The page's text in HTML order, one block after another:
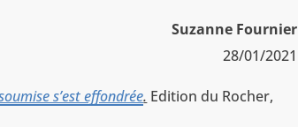
Suzanne Fournier
28/01/2021
s’est effondrée. Edition du Rocher,